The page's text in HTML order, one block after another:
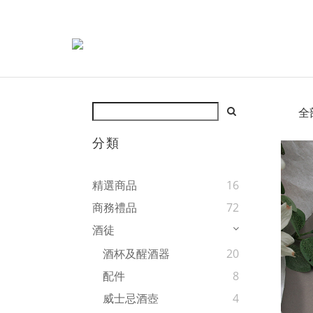
分類
精選商品
16
商務禮品
72
酒徒
酒杯及醒酒器
20
配件
8
威士忌酒壺
4
全